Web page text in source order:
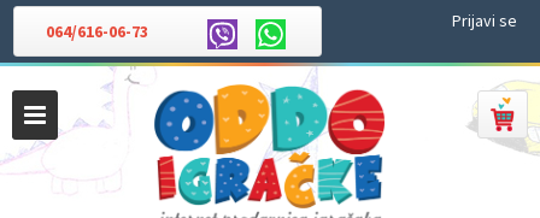
064/616-06-73 Prijavi se